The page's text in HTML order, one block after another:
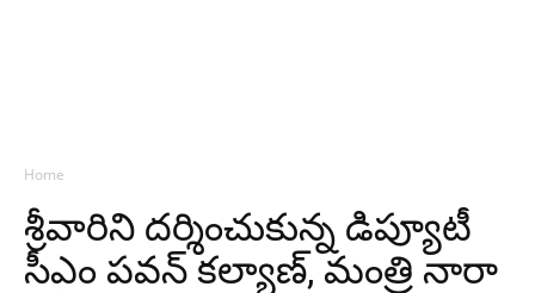
Home
శ్రీవారిని దర్శించుకున్న డిప్యూటీ
సీఎం పవన్ కల్యాణ్, మంత్రి నారా